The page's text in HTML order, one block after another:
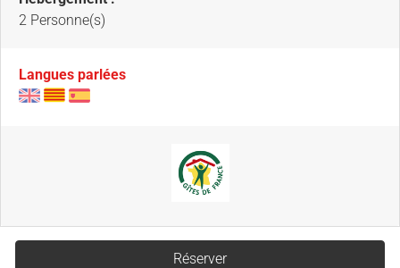
2 Personne(s)
Langues parlées
Réserver